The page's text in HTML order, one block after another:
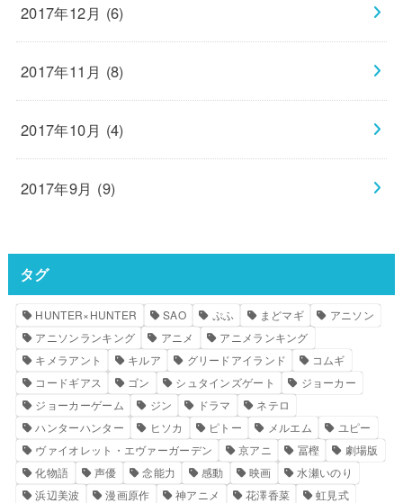
2017年12月 (6)
2017年11月 (8)
2017年10月 (4)
2017年9月 (9)
タグ
HUNTER×HUNTER SAO ぷふ まどマギ
アニソン
アニソンランキング
アニメ
アニメランキング
キメラアント
キルア グリードアイランド
コムギ
コードギアス
ゴン シュタインズゲート
ジョーカー
ジョーカーゲーム
ジン ドラマ
ネテロ
ハンターハンター
ヒソカ ピトー メルエム
ユピー
ヴァイオレット・エヴァーガーデン
京アニ 冨樫
劇場版
化物語
声優 念能力 感動 映画
水瀬いのり
浜辺美波
漫画原作 神アニメ 花澤香菜
虹見式